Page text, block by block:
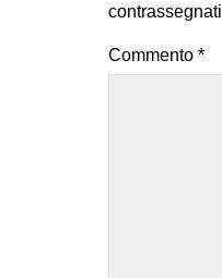
contrassegnati
Commento *